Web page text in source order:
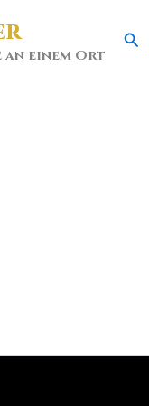
an einem Ort